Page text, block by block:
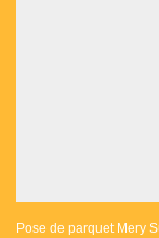
Pose de parquet Mery